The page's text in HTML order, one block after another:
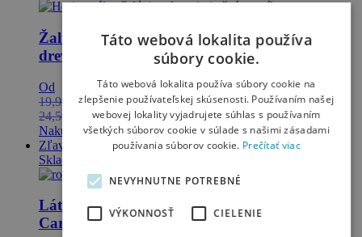
Žalúzie retiazkové, 25 mm, celotieniace -
drevoimitačné nosníky
Od
19,99
15,99€bez DPH
24,59
19,67€s DPH
Nakupovať
Zľava 20%
Skladom
Látkové rolety AluDesign Deň a Noc - látky
Carmen, Caffe
Táto webová lokalita používa
súbory cookie.
Táto webová lokalita používa súbory cookie na
zlepšenie používateľskej skúsenosti. Používaním našej
webovej lokality vyjadrujete súhlas s používaním
všetkých súborov cookie v súlade s našimi zásadami
používania súborov cookie. Prečítať viac
NEVYHNUTNE POTREBNÉ
VÝKONNOSŤ CIELENIE